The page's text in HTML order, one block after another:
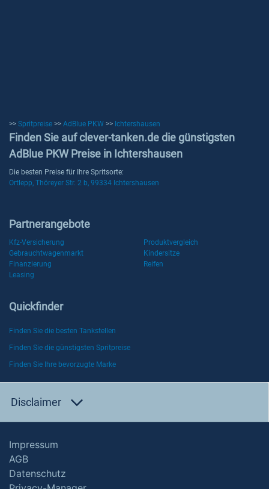
>> Spritpreise >> AdBlue PKW >> Ichtershausen
Finden Sie auf clever-tanken.de die günstigsten
AdBlue PKW Preise in Ichtershausen
Die besten Preise für Ihre Spritsorte:
Ortlepp, Thöreyer Str. 2 b, 99334 Ichtershausen
Partnerangebote
Kfz-Versicherung
Produktvergleich
Gebrauchtwagenmarkt
Kindersitze
Finanzierung
Reifen
Leasing
Quickfinder
Finden Sie die besten Tankstellen
Finden Sie die günstigsten Spritpreise
Finden Sie Ihre bevorzugte Marke
Disclaimer
Impressum
AGB
Datenschutz